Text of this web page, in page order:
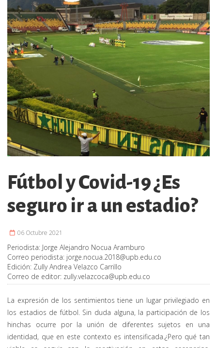
Fútbol y Covid-19 ¿Es
seguro ir a un estadio?
06 Octubre 2021
Periodista: Jorge Alejandro Nocua Aramburo
Correo periodista: jorge.nocua.2018@upb.edu.co
Edición: Zully Andrea Velazco Carrillo
Correo de editor: zully.velazcoca@upb.edu.co
La expresión de los sentimientos tiene un lugar privilegiado en
los estadios de fútbol. Sin duda alguna, la participación de los
hinchas ocurre por la unión de diferentes sujetos en una
identidad, que en este contexto es intensificada.¿Pero qué tan